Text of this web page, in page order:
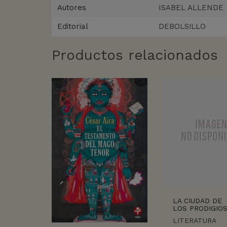
Autores ISABEL ALLENDE
Editorial DEBOLS!LLO
Productos relacionados
LA CIUDAD DE
LOS
LITERATURA